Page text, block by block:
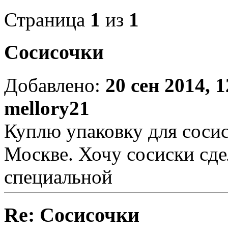
Страница 1 из 1
Сосисочки
Добавлено: 20 сен 2014,
mellory21
Куплю упаковку для
Москве. Хочу сосиски
специальной
Re: Сосисочки